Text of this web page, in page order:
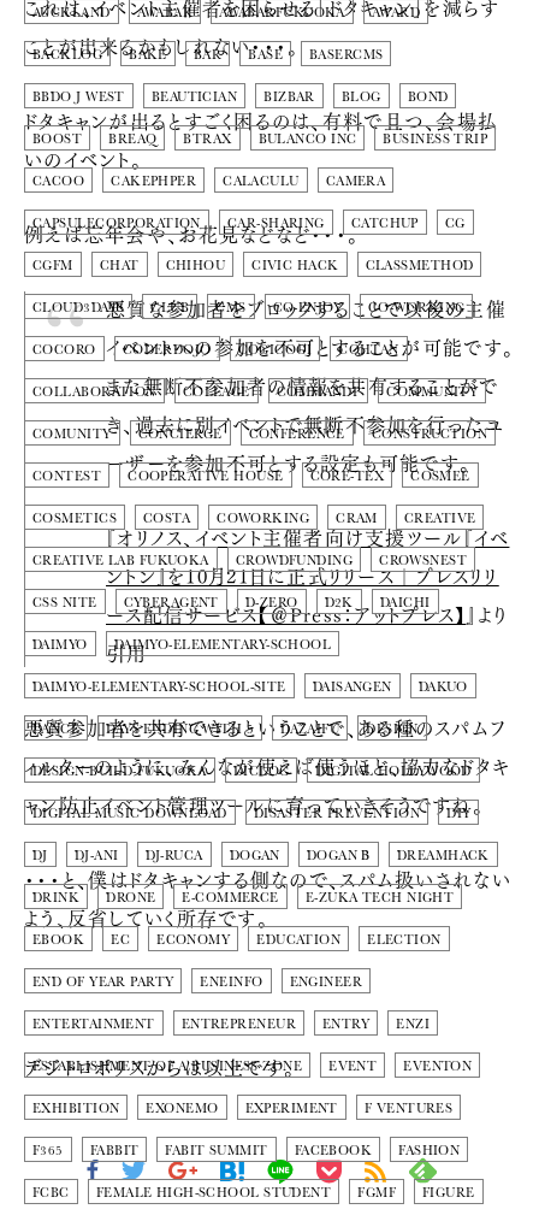
AUCKLAND AWABAR AWABARFUKUOKA AWARD
BACKLOG BAKE BAR BASE BASERCMS
BBDO J WEST BEAUTICIAN BIZBAR BLOG BOND
BOOST BREAQ BTRAX BULANCO INC BUSINESS TRIP
CACOO CAKEPHPER CALACULU CAMERA
CAPSULECORPORATION CAR-SHARING CATCHUP CG
CGFM CHAT CHIHOU CIVIC HACK CLASSMETHOD
CLOUD3DAYS CLUB CMS CO-ENJOY CO-WORKING
COCORO CODERDOJO COGICOGI COHTAN
COLLABORATION COLLAGE COMMANDP COMMUNITY
COMUNITY CONCIERGE CONFERENCE CONSTRUCTION
CONTEST COOPERATIVE HOUSE CORE-TEX COSMEE
COSMETICS COSTA COWORKING CRAM CREATIVE
CREATIVE LAB FUKUOKA CROWDFUNDING CROWSNEST
CSS NITE CYBERAGENT D-ZERO D2K DAICHI
DAIMYO DAIMYO-ELEMENTARY-SCHOOL
DAIMYO-ELEMENTARY-SCHOOL-SITE DAISANGEN DAKUO
DANCE DAYS ENDING WITH 5 DAZAIFU DESIGN
DESIGN-BUILD-FUKUOKA DICLOG DIGITAL HOLLYWOOD
DIGITAL MUSIC DOWNLOAD DISASTER PREVENTION DIY
DJ DJ-ANI DJ-RUCA DOGAN DOGAN Β DREAMHACK
DRINK DRONE E-COMMERCE E-ZUKA TECH NIGHT
EBOOK EC ECONOMY EDUCATION ELECTION
END OF YEAR PARTY ENEINFO ENGINEER
ENTERTAINMENT ENTREPRENEUR ENTRY ENZI
ESTABLISHMENT OF A BUSINESS ZONE EVENT EVENTON
EXHIBITION EXONEMO EXPERIMENT F VENTURES
F365 FABBIT FABIT SUMMIT FACEBOOK FASHION
FCBC FEMALE HIGH-SCHOOL STUDENT FGMF FIGURE
これは、イベント主催者を困らせる「ドタキャン」を減らす
ことが出来るかもしれない・・・。
ドタキャンが出るとすごく困るのは、有料で且つ、会場払
いのイベント。
例えば忘年会や、お花見などなど・・・。
悪質な参加者をブロックすることで以後の主催
イベントへの参加を不可とすることが可能です。
また無断不参加者の情報を共有することがで
き、過去に別イベントで無断不参加を行ったユ
ーザーを参加不可とする設定も可能です。
『オリノス、イベント主催者向け支援ツール『イベ
ントン』を10月21日に正式リリース｜プレスリリ
ース配信サービス【＠Press：アットプレス】 』より
引用
悪質参加者を共有できるということで、ある種のスパムフ
ィルターのように、みんなが使えば使うほど、協力なドタキ
ャン防止イベント管理ツールに育っていきそうですね。
・・・と、僕はドタキャンする側なので、スパム扱いされない
よう、反省していく所存です。
デジトロポリスからは以上です。